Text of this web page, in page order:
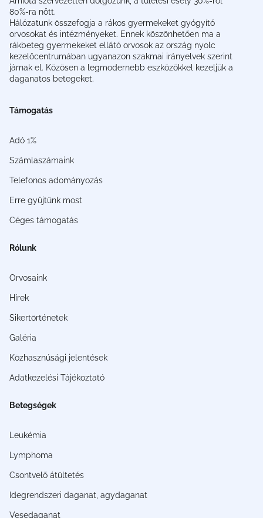
80%-ra nőtt.
Hálózatunk összefogja a rákos gyermekeket gyógyító
orvosokat és intézményeket. Ennek köszönhetően ma a
rákbeteg gyermekeket ellátó orvosok az ország nyolc
kezelőcentrumában ugyanazon szakmai irányelvek szerint
járnak el. Közösen a legmodernebb eszközökkel kezeljük a
daganatos betegeket.
Támogatás
Adó 1%
Számlaszámaink
Telefonos adományozás
Erre gyűjtünk most
Céges támogatás
Rólunk
Orvosaink
Hírek
Sikertörténetek
Galéria
Közhasznúsági jelentések
Adatkezelési Tájékoztató
Betegségek
Leukémia
Lymphoma
Csontvelő átültetés
Idegrendszeri daganat, agydaganat
Vesedaganat